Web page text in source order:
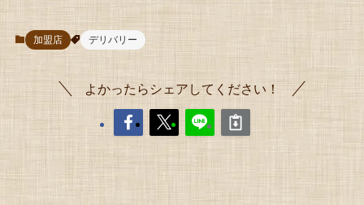
加盟店 デリバリー
よかったらシェアしてください！